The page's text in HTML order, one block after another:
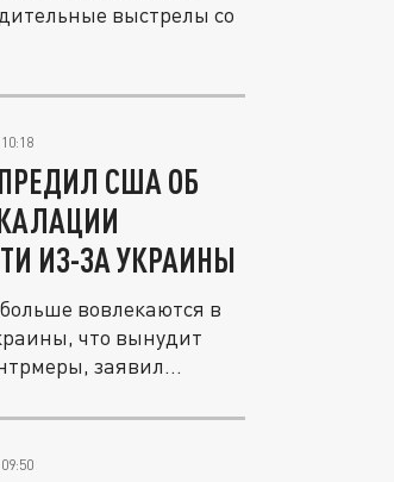
выстрелы со
США ОБ
ИЗ-ЗА УКРАИНЫ
вовлекаются в
что вынудит
заявил...